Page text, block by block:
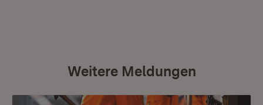
Weitere Meldungen